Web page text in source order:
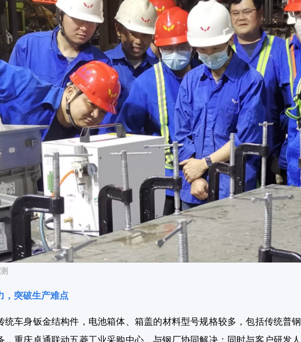
，突破生产难点
身钣金结构件，电池箱体、箱盖的材料型号规格较多，包括传统普
，重庆卓通联动五菱工业采购中心，与钢厂协同解决；同时与客户研发